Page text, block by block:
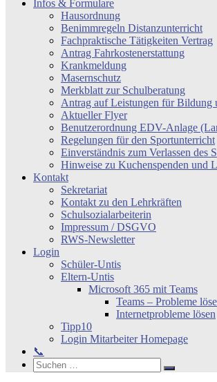
Infos & Formulare
Hausordnung
Benimmregeln Distanzunterricht
Fachpraktische Tätigkeiten Vertrag
Antrag Fahrkostenerstattung
Krankmeldung
Masernschutz
Merkblatt zur Schulberatung
Antrag auf Leistungen für Bildung
Aktueller Flyer
Benutzerordnung EDV-Anlage
Regelungen für den Sportunterricht
Einverständnis zum Verlassen des
Hinweise zu Kuchenspenden und
Kontakt
Sekretariat
Kontakt zu den Lehrkräften
Schulsozialarbeiterin
Impressum / DSGVO
RWS-Newsletter
Login
Schüler-Untis
Eltern-Untis
Microsoft 365 mit Teams
Teams – Probleme
Internetprobleme lösen
Tipp10
Login Mitarbeiter Homepage
📞
Search
Suchen
nach:
Suchen